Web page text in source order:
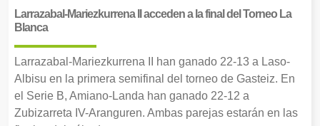
Larrazabal-Mariezkurrena II acceden a la final del Torneo La
Blanca
Larrazabal-Mariezkurrena II han ganado 22-13 a Laso-
Albisu en la primera semifinal del torneo de Gasteiz. En
el Serie B, Amiano-Landa han ganado 22-12 a
Zubizarreta IV-Aranguren. Ambas parejas estarán en las